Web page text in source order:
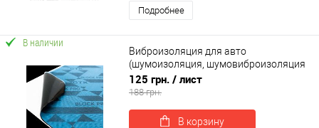
Подробнее
В наличии
Виброизоляция для авто
(шумоизоляция, шумовиброизоляция
автомобиля) SoundProOFF BLOCK PRO
2мм (sp-0023)
125 грн. / лист
188 грн.
В корзину